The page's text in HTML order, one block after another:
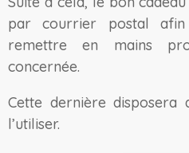
par courrier postal
remettre en mains
concernée.
Cette dernière disposera
l’utiliser.